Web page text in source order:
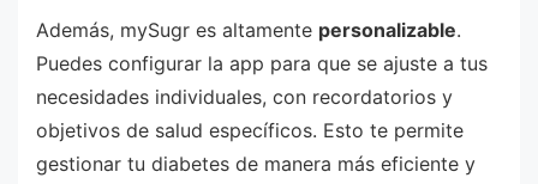
Además, mySugr es altamente personalizable.
Puedes configurar la app para que se ajuste a tus
necesidades individuales, con recordatorios y
objetivos de salud específicos. Esto te permite
gestionar tu diabetes de manera más eficiente y